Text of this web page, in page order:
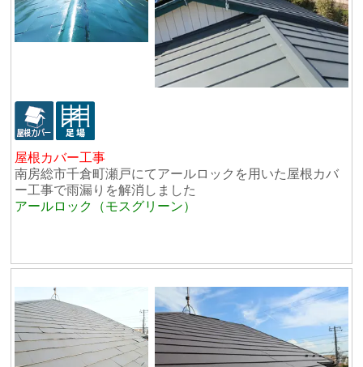
屋根カバー工事
南房総市千倉町瀬戸にてアールロックを用いた屋根カバ
ー工事で雨漏りを解消しました
アールロック（モスグリーン）